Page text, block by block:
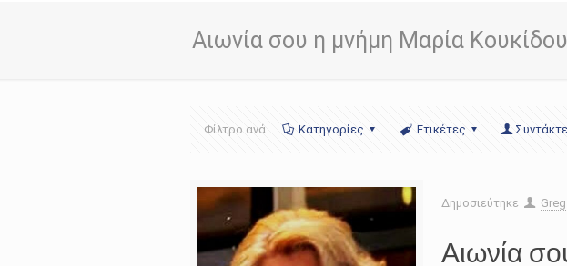
Αιωνία σου η μνήμη Μαρία
Φίλτρο ανά Κατηγορίες Ετικέτες
Δημοσιεύτηκε
Αιωνία